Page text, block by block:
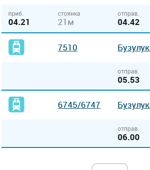
приб.
04.21
стоянка
21м
отправ.
04.42
7510 Бузулук
отправ.
05.53
6745/6747 Бузулук
отправ.
06.00